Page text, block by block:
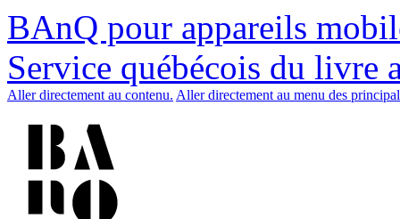
BAnQ pour appareils
Service québécois du livre
Aller directement au contenu. Aller directement au menu des